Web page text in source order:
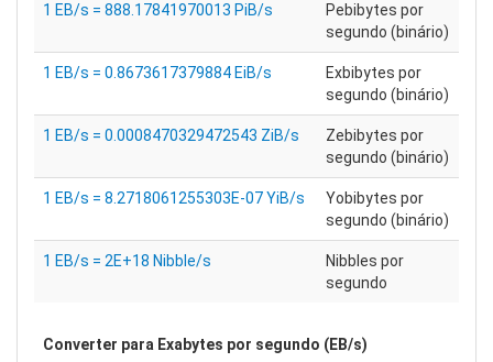
1 EB/s = 888.17841970013 PiB/s
Pebibytes por
segundo (binário)
1 EB/s = 0.8673617379884 EiB/s
Exbibytes por
segundo (binário)
1 EB/s = 0.0008470329472543 ZiB/s
Zebibytes por
segundo (binário)
1 EB/s = 8.2718061255303E-07 YiB/s
Yobibytes por
segundo (binário)
1 EB/s = 2E+18 Nibble/s
Nibbles por
segundo
Converter para Exabytes por segundo (EB/s)